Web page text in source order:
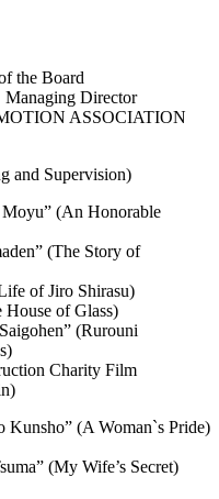
the Board
Director
ASSOCIATION
and Supervision)
(An Honorable
(The Story of
of Jiro Shirasu)
of Glass)
(Rurouni
Charity Film
(A Woman`s Pride)
(My Wife’s Secret)